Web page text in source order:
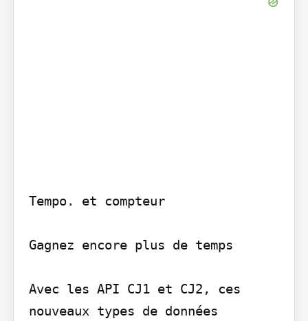
Tempo. et compteur
Gagnez encore plus de temps
Avec les API CJ1 et CJ2, ces
nouveaux types de données